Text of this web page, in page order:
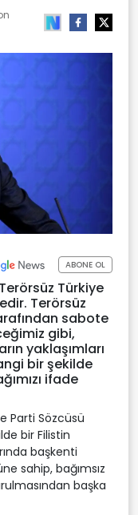
ABONE OL
Türkiye
Terörsüz
sabote
gibi,
yaklaşımları
bir şekilde
ifade
Parti Sözcüsü
bir Filistin
başkenti
sahip, bağımsız
başka